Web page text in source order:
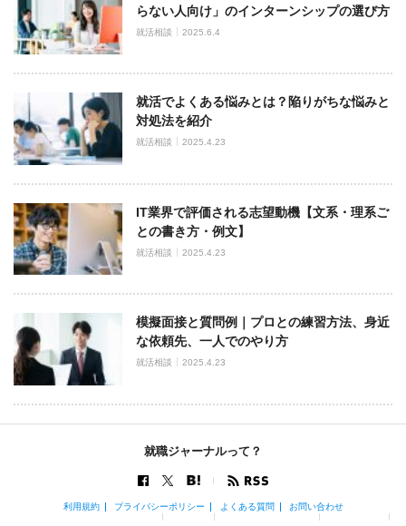
らない人向け」のインターンシップの選び方
就活相談 2025.6.4
就活でよくある悩みとは？陥りがちな悩みと
対処法を紹介
就活相談 2025.4.23
IT業界で評価される志望動機【文系・理系ご
との書き方・例文】
就活相談 2025.4.23
模擬面接と質問例｜プロとの練習方法、身近
な依頼先、一人でのやり方
就活相談 2025.4.23
就職ジャーナルって？
利用規約 プライバシーポリシー よくある質問 お問い合わせ